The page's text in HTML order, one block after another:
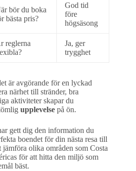
bör du boka
bästa pris?
God tid
före
högsäsong
reglerna
Ja, ger
trygghet
är avgörande för en lyckad
närhet till stränder, bra
aktiviteter skapar du
upplevelse på ön.
gett dig den information du
boendet för din nästa resa till
olika områden som Costa
för att hitta den miljö som
bäst.